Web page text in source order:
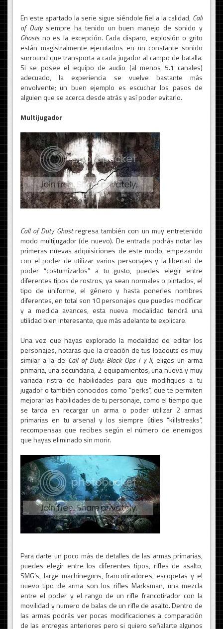
En este apartado la serie sigue siéndole fiel a la calidad, Call
of Dutysiempre ha tenido un buen manejo de sonido y
Ghostsno es la excepción. Cada disparo, explosión o grito
están magistralmente ejecutados en un constante sonido
surround que transporta a cada jugador al campo de batalla.
Si se posee el equipo de audio (al menos 5.1 canales)
adecuado, la experiencia se vuelve bastante más
envolvente; un buen ejemplo es escuchar los pasos de
alguien que se acerca desde atrás y así poder evitarlo.
Multijugador
Call of Duty Ghostregresa también con un muy entretenido
modo multijugador (de nuevo). De entrada podrás notar las
primeras nuevas adquisiciones de este modo, empezando
con el poder de utilizar varios personajes y la libertad de
poder “costumizarlos” a tu gusto, puedes elegir entre
diferentes tipos de rostros, ya sean normales o pintados, el
tipo de uniforme, el género y hasta ponerles nombres
diferentes, en total son 10 personajes que puedes modificar
y a medida avances, esta nueva modalidad tendrá una
utilidad bien interesante, que más adelante te explicare.
Una vez que hayas explorado la modalidad de editar los
personajes, notaras que la creación de tus loadouts es muy
similar a la de Call of Duty: Black Ops I y II, eliges un arma
primaria, una secundaria, 2 equipamientos, una nueva y muy
variada ristra de habilidades para que modifiques a tu
jugador o también conocidos como “perks”, que te permiten
mejorar las habilidades de tu personaje, como el tiempo que
se tarda en recargar un arma o poder utilizar 2 armas
primarias en tu arsenal y los siempre útiles “killstreaks”,
recompensas que recibes según el número de enemigos
que hayas eliminado sin morir.
Para darte un poco más de detalles de las armas primarias,
puedes elegir entre los diferentes tipos, rifles de asalto,
SMG’s, large machineguns, francotiradores, escopetas y el
nuevo tipo de arma son los rifles Marksman, una mezcla
entre el poder y el rango de un rifle francotirador con la
movilidad y numero de balas de un rifle de asalto. Dentro de
las armas podrás ver pocas modificaciones a comparación
de las entregas anteriores pero si quiero señalarte algunos